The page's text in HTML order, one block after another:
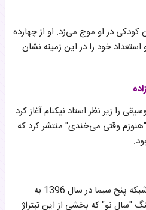
کودکی در او موج می‌زد. او از چهارده
خود را در این زمینه نشان
آموزش موسیقی را زیر نظر استاد نیکنام آغاز کرد
وقتی می‌خندی" منتشر کرد که
او با آواز تیتراژ برنامه مهتاب از شبکه پنج سیما در سال 1396 به
نو" که بخشی از این تیتراژ